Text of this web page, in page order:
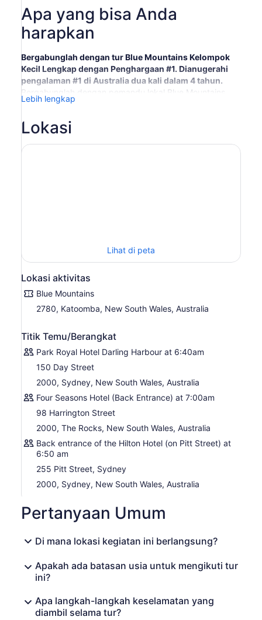
Apa yang bisa Anda
harapkan
Bergabunglah dengan tur Blue Mountains Kelompok
Kecil Lengkap dengan Penghargaan #1. Dianugerahi
pengalaman #1 di Australia dua kali dalam 4 tahun.
Bergabunglah dengan pemandu lokal Blue Mountains
dalam tur lengkap dengan kunjungan berpemandu ke
dunia, kereta gantung Skyway, dan Cableway, serta
Habiskan lebih banyak waktu di Pegunungan untuk
Kunjungi Featherdale Wildlife Park atau Kebun Binatang
Sydney untuk melihat koala, kanguru, dan banyak
spesies margasatwa asli Australia lainnya. Akhiri hari
dengan menghindari lalu lintas pada jam sibuk seperti
penduduk setempat dengan perjalanan feri menyusuri
Sungai Parramatta dan melihat lebih banyak hal di
kembali ke Sydney Harbour, berlayar di bawah Harbour
Bridge, melewati Sydney Opera House sebelum berakhir
di Circular Quay.
Lebih lengkap
Lokasi
Lihat di peta
Lokasi aktivitas
Blue Mountains
2780, Katoomba, New South Wales, Australia
Titik Temu/Berangkat
Park Royal Hotel Darling Harbour at 6:40am
150 Day Street
2000, Sydney, New South Wales, Australia
Four Seasons Hotel (Back Entrance) at 7:00am
98 Harrington Street
2000, The Rocks, New South Wales, Australia
Back entrance of the Hilton Hotel (on Pitt Street) at
6:50 am
255 Pitt Street, Sydney
2000, Sydney, New South Wales, Australia
Pertanyaan Umum
Di mana lokasi kegiatan ini berlangsung?
Apakah ada batasan usia untuk mengikuti tur
ini?
Apa langkah-langkah keselamatan yang
diambil selama tur?